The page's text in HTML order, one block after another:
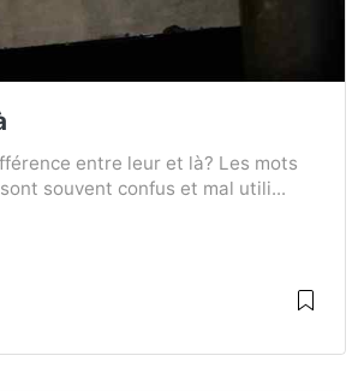
entre leur et là? Les mots
souvent confus et mal utili...